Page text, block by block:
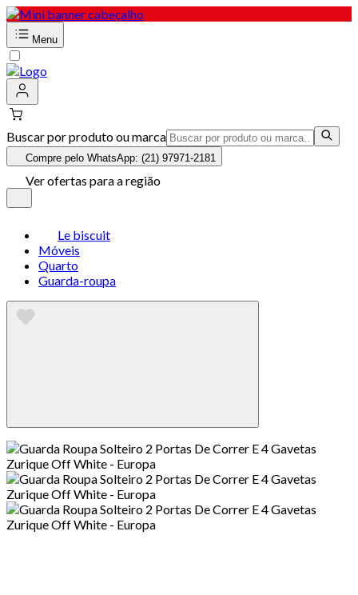
Menu
Buscar por produto ou marca
Compre pelo WhatsApp: (21) 97971-2181
Ver ofertas para a região
Le biscuit
Móveis
Quarto
Guarda-roupa